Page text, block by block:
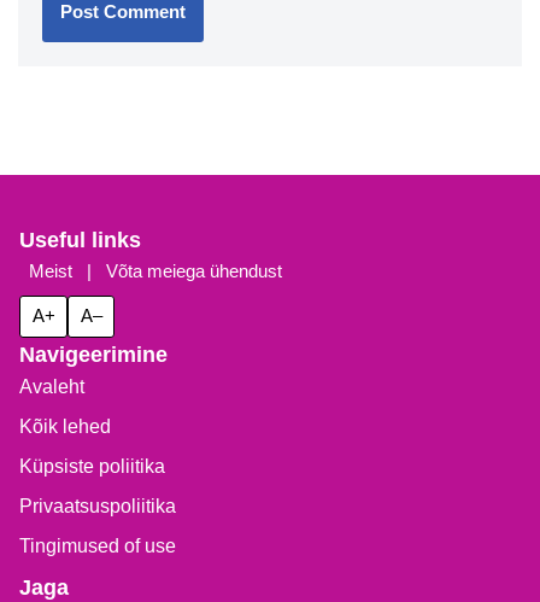
Useful links
Meist | Võta meiega ühendust
A+ A–
Navigeerimine
Avaleht
Kõik lehed
Küpsiste poliitika
Privaatsuspoliitika
Tingimused of use
Jaga